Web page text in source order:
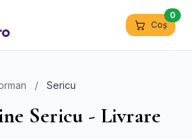
Coș
0
/ Sericu
Sericu - Livrare